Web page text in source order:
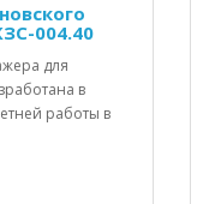
004.40
для
в
работы в